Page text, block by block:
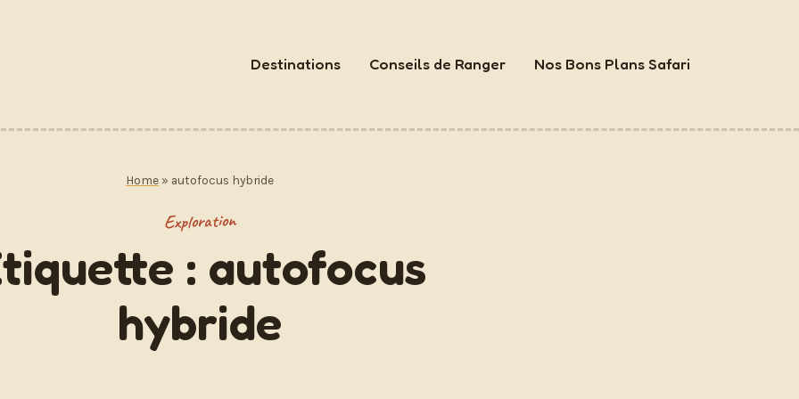
Destinations Conseils de Ranger Nos Bons Plans Safari
Home » autofocus hybride
Exploration
: autofocus
hybride